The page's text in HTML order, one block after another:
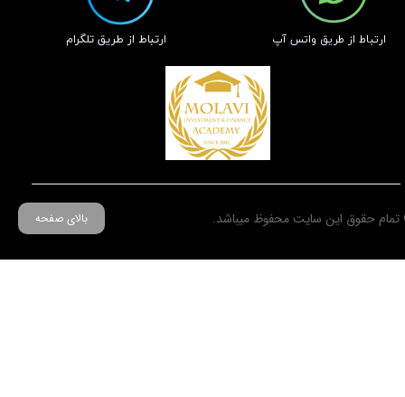
حقوق این سایت محفوظ میباشد. بالای صفحه
​ارتباط از طریق تلگرام ​ارتباط از طریق واتس آپ